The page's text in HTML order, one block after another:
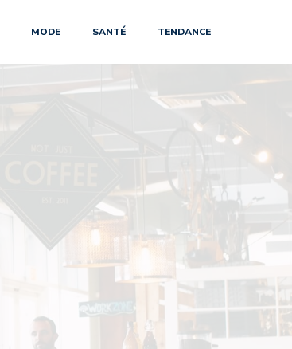
MODE SANTÉ TENDANCE